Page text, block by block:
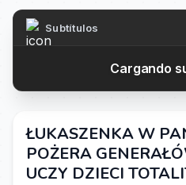
Subtítulos
Cargando
ŁUKASZENKA W
POŻERA
UCZY DZIECI